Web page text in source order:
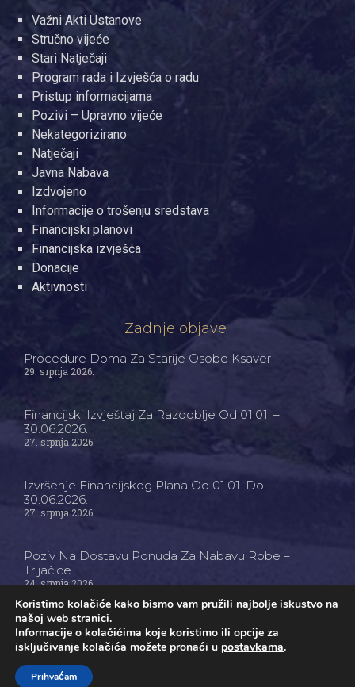
Važni Akti Ustanove
Stručno vijeće
Stari Natječaji
Program rada i Izvješća o radu
Pristup informacijama
Pozivi – Upravno vijeće
Nekategorizirano
Natječaji
Javna Nabava
Izdvojeno
Informacije o trošenju sredstava
Financijski planovi
Financijska izvješća
Donacije
Aktivnosti
Zadnje objave
Procedure Doma Za Starije Osobe Ksaver
29. srpnja 2026.
Financijski Izvještaj Za Razdoblje Od 01.01. –
30.06.2026.
27. srpnja 2026.
Izvršenje Financijskog Plana Od 01.01. Do
30.06.2026.
27. srpnja 2026.
Poziv Na Dostavu Ponuda Za Nabavu Robe –
Trljačice
24. srpnja 2026.
Ⓒ Dom Za Starije Osobe Ksaver - Sva Prava Pridržana
Koristimo kolačiće kako bismo vam pružili najbolje iskustvo na
našoj web stranici.
Informacije o kolačićima koje koristimo ili opcije za
isključivanje kolačića možete pronaći u postavkama.
Prihvaćam